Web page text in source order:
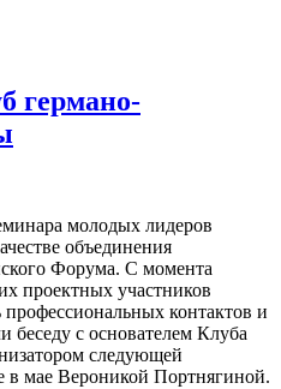
германо-
молодых лидеров
объединения
Форума. С момента
проектных участников
контактов и
беседу с основателем Клуба
следующей
в мае Вероникой Портнягиной.